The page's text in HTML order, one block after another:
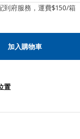
到府服務，運費$150/箱
加入購物車
置